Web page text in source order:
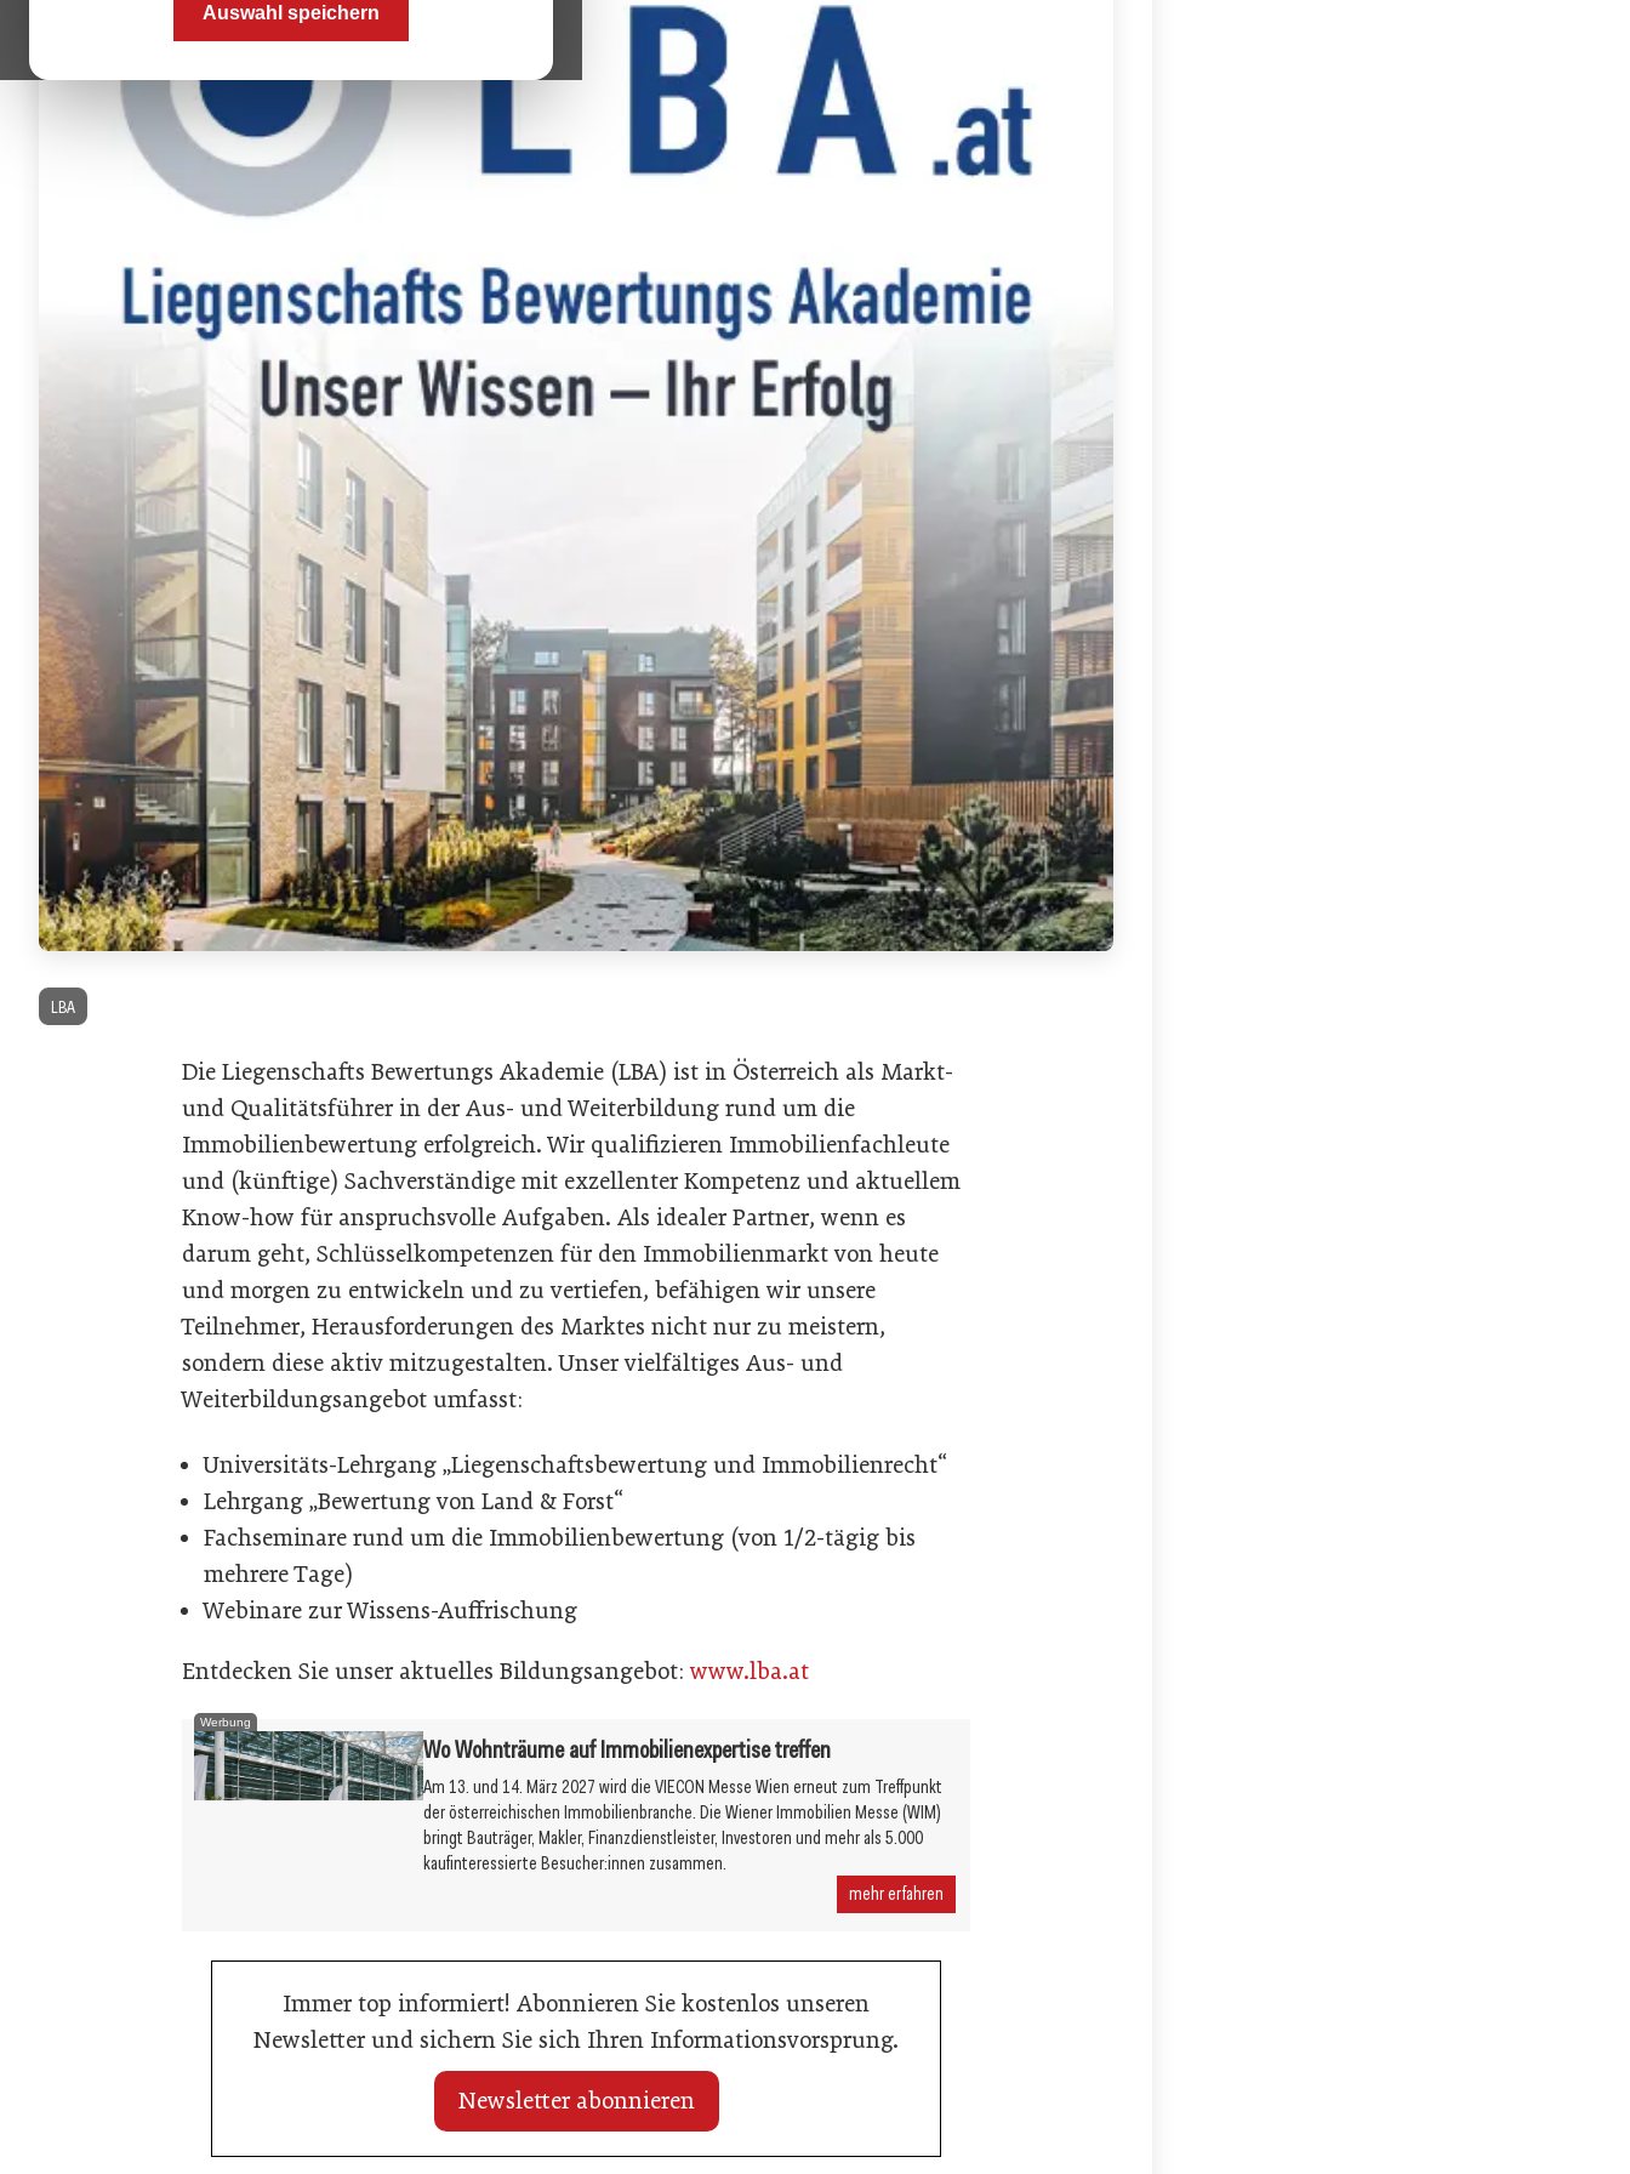
Auswahl speichern
LBA
Die Liegenschafts Bewertungs Akademie (LBA) ist in Österreich als Markt-
und Qualitätsführer in der Aus- und Weiterbildung rund um die
Immobilienbewertung erfolgreich. Wir qualifizieren Immobilienfachleute
und (künftige) Sachverständige mit exzellenter Kompetenz und aktuellem
Know-how für anspruchsvolle Aufgaben. Als idealer Partner, wenn es
darum geht, Schlüsselkompetenzen für den Immobilienmarkt von heute
und morgen zu entwickeln und zu vertiefen, befähigen wir unsere
Teilnehmer, Herausforderungen des Marktes nicht nur zu meistern,
sondern diese aktiv mitzugestalten. Unser vielfältiges Aus- und
Weiterbildungsangebot umfasst:
Universitäts-Lehrgang „Liegenschaftsbewertung und Immobilienrecht“
Lehrgang „Bewertung von Land & Forst“
Fachseminare rund um die Immobilienbewertung (von 1/2-tägig bis
mehrere Tage)
Webinare zur Wissens-Auffrischung
Entdecken Sie unser aktuelles Bildungsangebot:www.lba.at
Werbung
Wo Wohnträume auf Immobilienexpertise treffen
Am 13. und 14. März 2027 wird die VIECON Messe Wien erneut zum Treffpunkt
der österreichischen Immobilienbranche. Die Wiener Immobilien Messe (WIM)
bringt Bauträger, Makler, Finanzdienstleister, Investoren und mehr als 5.000
kaufinteressierte Besucher:innen zusammen.
mehr erfahren
Immer top informiert! Abonnieren Sie kostenlos unseren
Newsletter und sichern Sie sich Ihren Informationsvorsprung.
Newsletter abonnieren